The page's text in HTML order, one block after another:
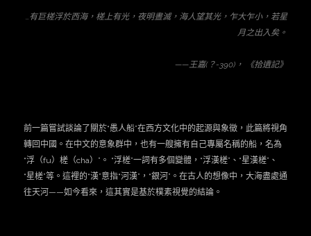
…有巨槎浮於西海，槎上有光，夜明晝滅，海人望其光，乍大乍小，若星
月之出入矣。
——王嘉(？-390)， 《拾遺記》
前一篇嘗試談論了關於“愚人船”在西方文化中的起源與象徵，此篇將視角
轉回中國。在中文的意象群中，也有一艘擁有自己專屬名稱的船，名為
“浮（fu）槎（cha）”。 “浮槎”一詞有多個變體，“浮漢槎”、“星漢槎”、
“星槎”等。這裡的“漢”意指“河漢”，“銀河”。在古人的想像中，大海盡處通
往天河——如今看來，這其實是基於樸素視覺的結論。